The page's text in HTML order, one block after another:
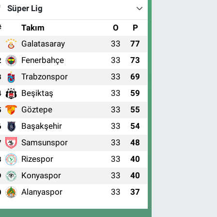
Süper Lig
Takım O P
Galatasaray 33 77
Fenerbahçe 33 73
Trabzonspor 33 69
Beşiktaş 33 59
Göztepe 33 55
Başakşehir 33 54
Samsunspor 33 48
Rizespor 33 40
Konyaspor 33 40
Alanyaspor 33 37